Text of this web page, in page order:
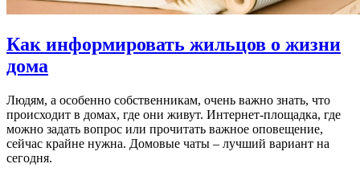
Как информировать жильцов о жизни
дома
Людям, а особенно собственникам, очень важно знать, что
происходит в домах, где они живут. Интернет-площадка, где
можно задать вопрос или прочитать важное оповещение,
сейчас крайне нужна. Домовые чаты – лучший вариант на
сегодня.